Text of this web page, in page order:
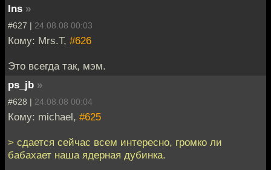
Ins »
#627 | 24.08.08 00:03
Кому: Mrs.T, #626
Это всегда так, мэм.
ps_jb »
#628 | 24.08.08 00:04
Кому: michael, #625
> сдается сейчас всем интересно, громко ли
бабахает наша ядерная дубинка.